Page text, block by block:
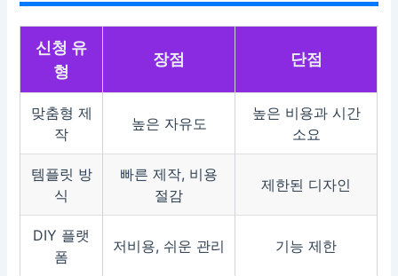
신청 유
형
장점 단점
맞춤형 제
작
높은 자유도
높은 비용과 시간
소요
템플릿 방
식
빠른 제작, 비용
절감
제한된 디자인
DIY 플랫
폼
저비용, 쉬운 관리 기능 제한